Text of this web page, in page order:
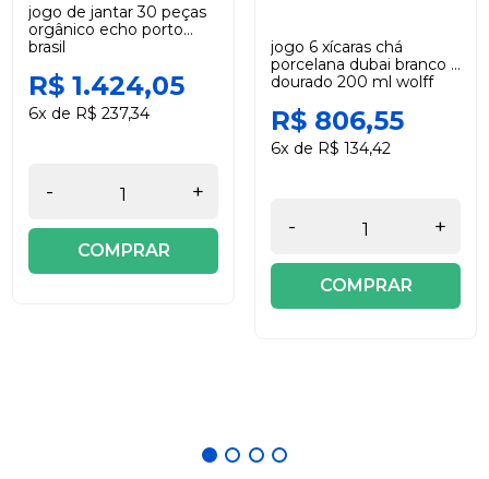
jogo de jantar 30 peças
orgânico echo porto
brasil
R$ 1.424,05
6x de R$ 237,34
- +
COMPRAR
jogo 6 xícaras chá
porcelana dubai branco e
dourado 200 ml wolff
R$ 806,55
6x de R$ 134,42
- +
COMPRAR